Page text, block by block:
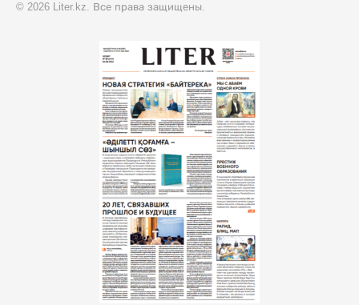
© 2026 Liter.kz. Все права защищены.